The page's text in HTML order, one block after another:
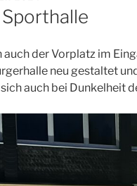
auch der Vorplatz im
neu gestaltet
auch bei Dunkelheit